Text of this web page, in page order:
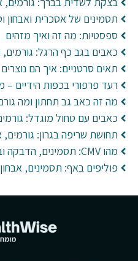
תסמינים של אסכרית ואבחון
ספסטיות: מה זה ואיך מזהים
כאבים בגב כף הרגל: גורמים,
תאים סרטניים: איך הם
רעד פרפורי בכפות הידיים
מה זה כאב גב תחתון ומה
כאבים עם טחול מוגדל:
תחושת שריפה בגרון: גורמים,
מהו CMV: תסמינים, הדבקה ובדיקות
פוליפים באף: תסמינים,